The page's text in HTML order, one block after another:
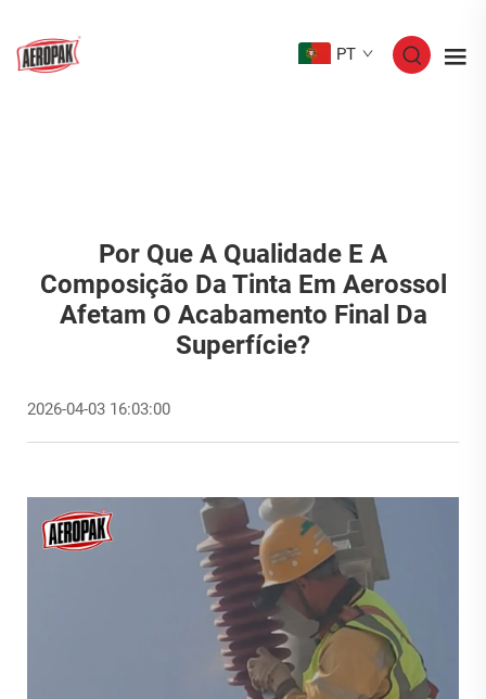
PT
Por Que A Qualidade E A
Composição Da Tinta Em Aerossol
Afetam O Acabamento Final Da
Superfície?
2026-04-03 16:03:00